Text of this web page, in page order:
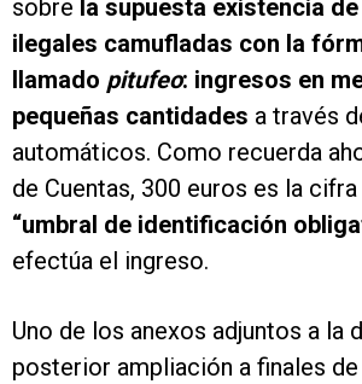
sobre la supuesta existencia
ilegales camufladas con la
llamado pitufeo: ingresos en
pequeñas cantidades a través
automáticos. Como recuerda
de Cuentas, 300 euros es la
“umbral de identificación
efectúa el ingreso.
Uno de los anexos adjuntos a la
posterior ampliación a finales